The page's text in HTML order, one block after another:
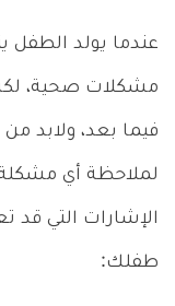
عندما يولد الطفل
مشكلات صحية،
فيما بعد، ولابد
لملاحظة أي
الإشارات التي قد
طفلك: